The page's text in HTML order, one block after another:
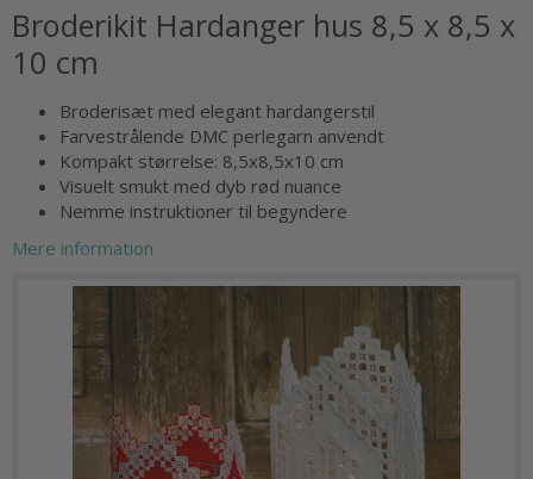
Broderikit Hardanger hus 8,5 x 8,5 x
10 cm
Broderisæt med elegant hardangerstil
Farvestrålende DMC perlegarn anvendt
Kompakt størrelse: 8,5x8,5x10 cm
Visuelt smukt med dyb rød nuance
Nemme instruktioner til begyndere
Mere information